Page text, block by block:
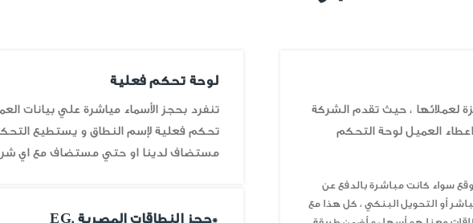
لوحة تحكم فعلية
تنفرد بحجز الأسماء مياشرة علي بيانات
تحكم فعلية لإسم النطاق و يستطيع
مستضاف لدينا او حتي مستضاف مع اي
*حجز النطاقات المصرية .EG
لعملائها ، حيث تقدم الشركة
اعطاء العميل لوحة التحكم
سواء كانت مباشرة بالدفع عن
أو التحويل البنكي ، كل هذا مع